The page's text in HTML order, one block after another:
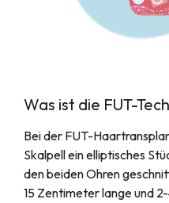
Was ist die FUT-
Bei der FUT-
Skalpell ein elliptisches
den beiden Ohren
15 Zentimeter lange und